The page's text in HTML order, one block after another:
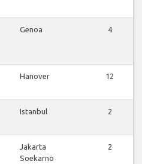
Genoa 4
Hanover 12
Istanbul 2
Jakarta
Soekarno
2